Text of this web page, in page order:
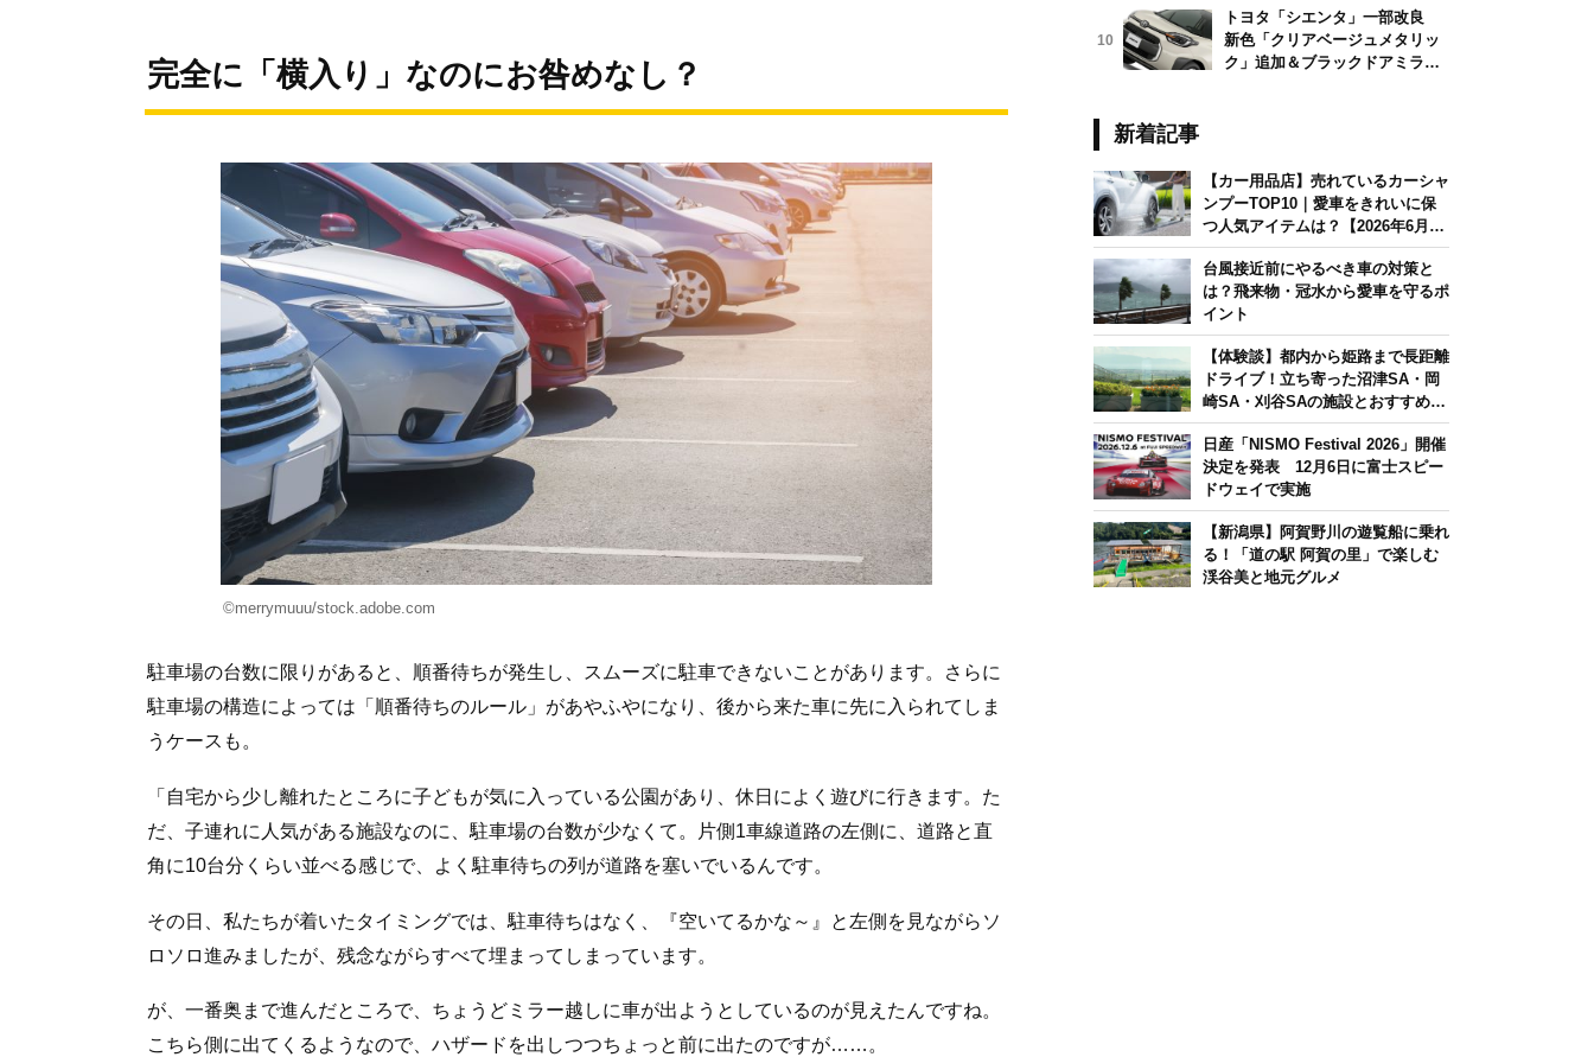
完全に「横入り」なのにお咎めなし？
©merrymuuu/stock.adobe.com
駐車場の台数に限りがあると、順番待ちが発生し、スムーズに駐車できないことがあります。さらに
駐車場の構造によっては「順番待ちのルール」があやふやになり、後から来た車に先に入られてしま
うケースも。
「自宅から少し離れたところに子どもが気に入っている公園があり、休日によく遊びに行きます。た
だ、子連れに人気がある施設なのに、駐車場の台数が少なくて。片側1車線道路の左側に、道路と直
角に10台分くらい並べる感じで、よく駐車待ちの列が道路を塞いでいるんです。
その日、私たちが着いたタイミングでは、駐車待ちはなく、『空いてるかな～』と左側を見ながらソ
ロソロ進みましたが、残念ながらすべて埋まってしまっています。
が、一番奥まで進んだところで、ちょうどミラー越しに車が出ようとしているのが見えたんですね。
こちら側に出てくるようなので、ハザードを出しつつちょっと前に出たのですが……。
10
トヨタ「シエンタ」一部改良
新色「クリアベージュメタリッ
ク」追加＆ブラックドアミラー
新着記事
【カー用品店】売れているカーシャ
ンプーTOP10｜愛車をきれいに保
つ人気アイテムは？【2026年6月
版】
台風接近前にやるべき車の対策と
は？飛来物・冠水から愛車を守るポ
イント
【体験談】都内から姫路まで長距離
ドライブ！立ち寄った沼津SA・岡
崎SA・刈谷SAの施設とおすすめグ
ルメを紹介
日産「NISMO Festival 2026」開催
決定を発表 12月6日に富士スピー
ドウェイで実施
【新潟県】阿賀野川の遊覧船に乗れ
る！「道の駅 阿賀の里」で楽しむ
渓谷美と地元グルメ